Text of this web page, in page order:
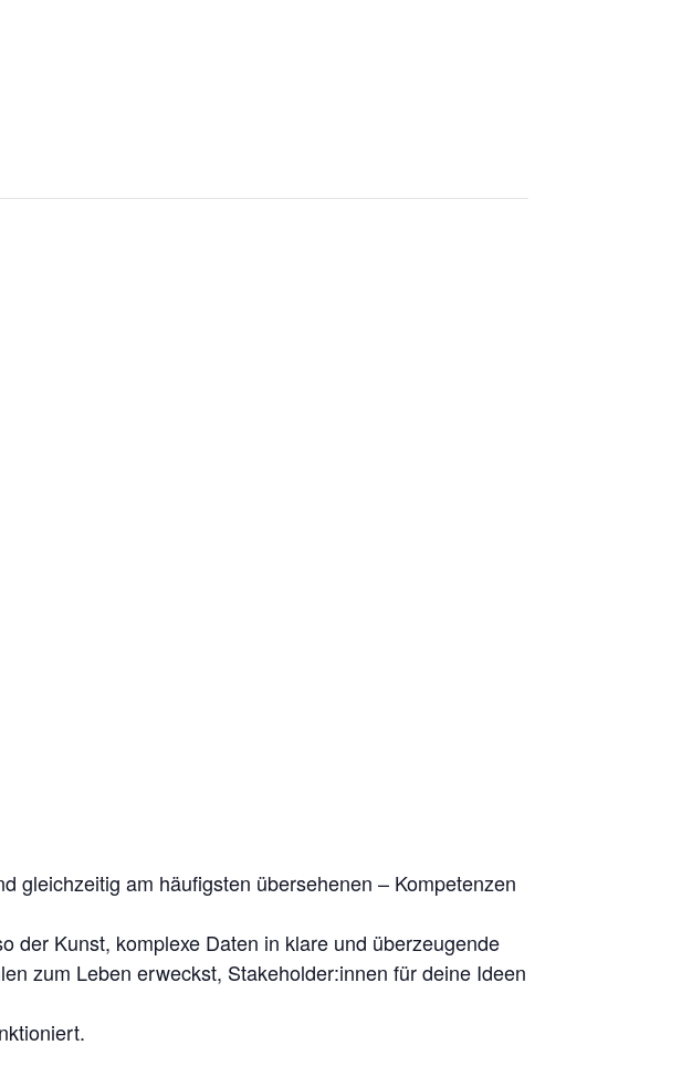
gleichzeitig am häufigsten übersehenen – Kompetenzen
der Kunst, komplexe Daten in klare und überzeugende
zum Leben erweckst, Stakeholder:innen für deine Ideen